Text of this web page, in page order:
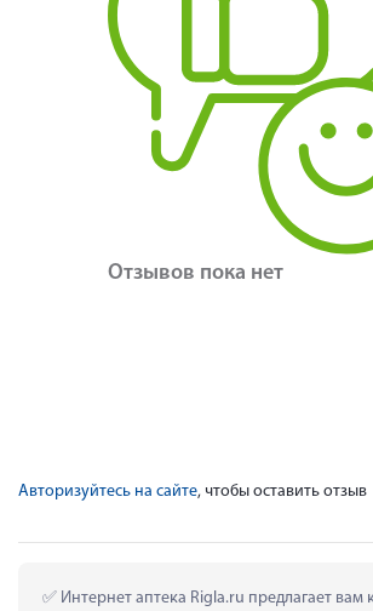
Отзывов пока нет
Авторизуйтесь на сайте, чтобы оставить отзыв
Интернет аптека Rigla.ru предлагает вам